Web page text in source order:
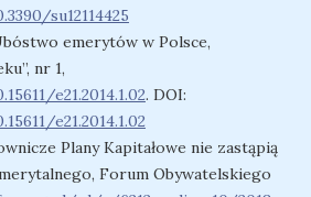
su12114425
emerytów w Polsce,
nr 1,
e21.2014.1.02. DOI:
e21.2014.1.02
Plany Kapitałowe nie zastąpią
Forum Obywatelskiego